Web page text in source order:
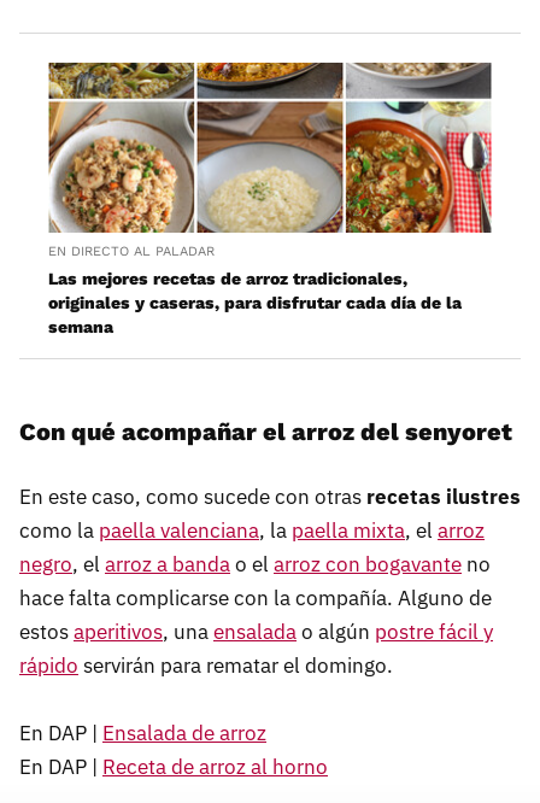
EN DIRECTO AL PALADAR
Las mejores recetas de arroz tradicionales,
originales y caseras, para disfrutar cada día de la
semana
Con qué acompañar el arroz del senyoret
En este caso, como sucede con otras recetas ilustres
como la paella valenciana, la paella mixta, el arroz
negro, el arroz a bandao el arroz con bogavante no
hace falta complicarse con la compañía. Alguno de
estosaperitivos, unaensaladao algún postre fácil y
rápido servirán para rematar el domingo.
En DAP | Ensalada de arroz
En DAP | Receta de arroz al horno